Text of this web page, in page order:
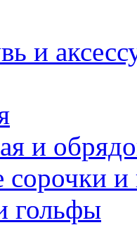
и
и
сорочки
гольфы